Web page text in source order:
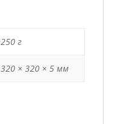
250 г
320 × 320 × 5 мм